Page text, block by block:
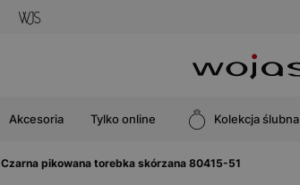
Akcesoria Tylko online Kolekcja ślubna
Czarna pikowana torebka skórzana 80415-51